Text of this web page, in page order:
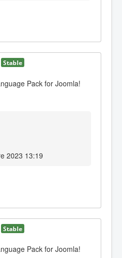
Stable
Pack for Joomla!
2023 13:19
Stable
Pack for Joomla!